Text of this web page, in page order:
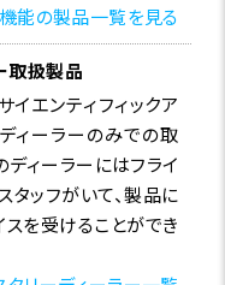
能の製品一覧を見る
取扱製品
エンティフィックア
ィーラーのみでの取
ディーラーにはフライ
タッフがいて、製品に
を受けることができ